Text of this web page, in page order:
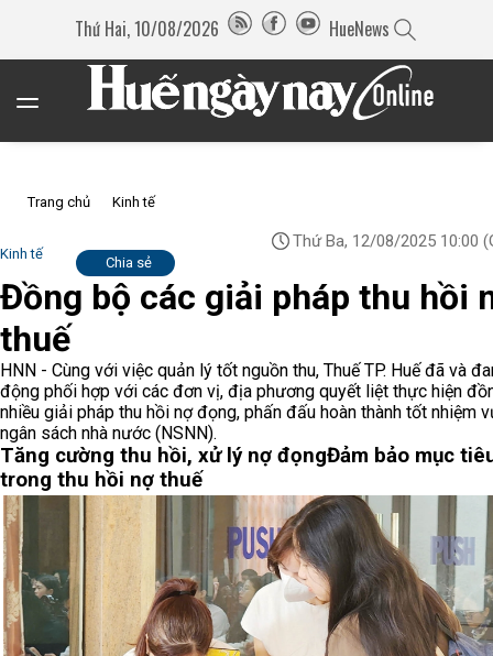
Thứ Hai, 10/08/2026 HueNews
Trang chủ Kinh tế
Kinh tế
Thứ Ba, 12/08/2025 10:00
Chia sẻ
Đồng bộ các giải pháp thu hồi
thuế
HNN - Cùng với việc quản lý tốt nguồn thu, Thuế TP. Huế đã và
động phối hợp với các đơn vị, địa phương quyết liệt thực hiện
nhiều giải pháp thu hồi nợ đọng, phấn đấu hoàn thành tốt nhiệm
ngân sách nhà nước (NSNN).
Tăng cường thu hồi, xử lý nợ đọngĐảm bảo mục
trong thu hồi nợ thuế